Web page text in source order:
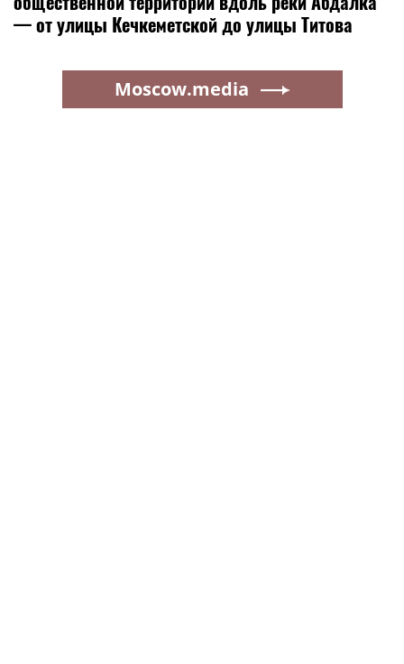
— от улицы Кечкеметской до улицы Титова
Moscow.media